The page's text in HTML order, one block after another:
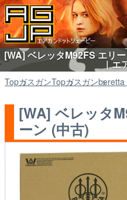
[WA] ベレッタM92FS エリ
｜エ
TopガスガンTopガスガンberetta
[WA] ベレッタ
ーン (中古)